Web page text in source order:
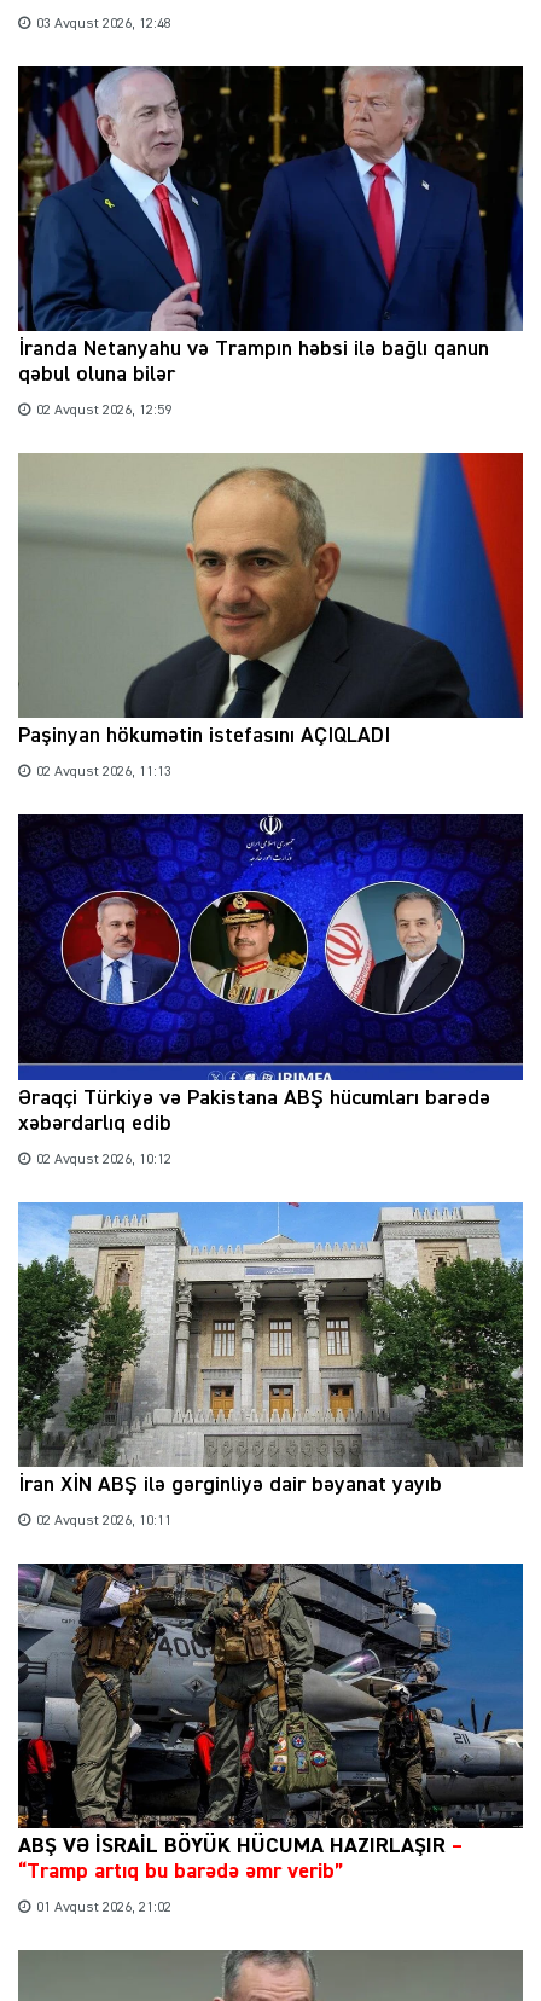
03 Avqust 2026, 12:48
İranda Netanyahu və Trampın həbsi ilə bağlı qanun
qəbul oluna bilər
02 Avqust 2026, 12:59
Paşinyan hökumətin istefasını AÇIQLADI
02 Avqust 2026, 11:13
Əraqçi Türkiyə və Pakistana ABŞ hücumları barədə
xəbərdarlıq edib
02 Avqust 2026, 10:12
İran XİN ABŞ ilə gərginliyə dair bəyanat yayıb
02 Avqust 2026, 10:11
ABŞ VƏ İSRAİL BÖYÜK HÜCUMA HAZIRLAŞIR –
“Tramp artıq bu barədə əmr verib”
01 Avqust 2026, 21:02